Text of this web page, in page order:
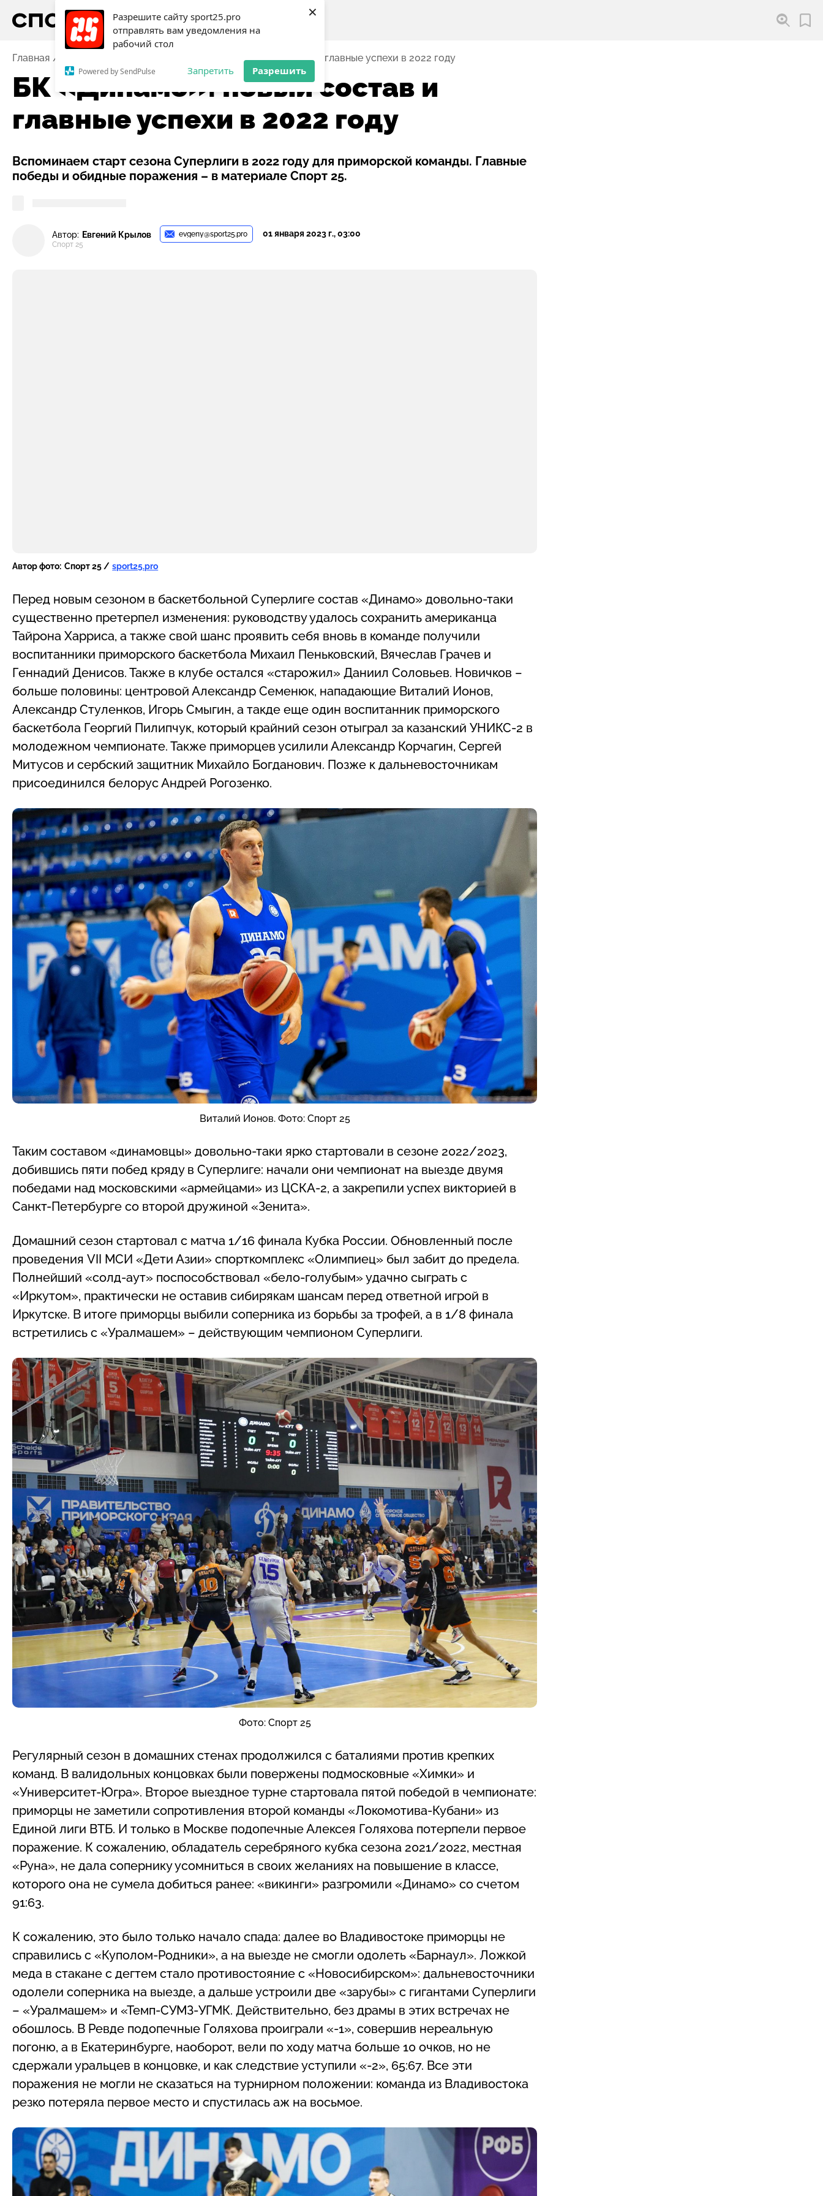
Разрешите сайту sport25.pro
отправлять вам уведомления на
рабочий стол
Powered by SendPulse Запретить Разрешить
×
Главная БК «Динамо»: новый состав и главные успехи в 2022 году
БК «Динамо»: новый состав и
главные успехи в 2022 году
Вспоминаем старт сезона Суперлиги в 2022 году для приморской команды. Главные
победы и обидные поражения – в материале Спорт 25.
Автор: Евгений Крылов
Спорт 25
evgeny@sport25.pro 01 января 2023 г., 03:00
Автор фото: Спорт 25 / sport25.pro
Перед новым сезоном в баскетбольной Суперлиге состав «Динамо» довольно-таки
существенно претерпел изменения: руководству удалось сохранить американца
Тайрона Харриса, а также свой шанс проявить себя вновь в команде получили
воспитанники приморского баскетбола Михаил Пеньковский, Вячеслав Грачев и
Геннадий Денисов. Также в клубе остался «старожил» Даниил Соловьев. Новичков –
больше половины: центровой Александр Семенюк, нападающие Виталий Ионов,
Александр Стуленков, Игорь Смыгин, а такде еще один воспитанник приморского
баскетбола Георгий Пилипчук, который крайний сезон отыграл за казанский УНИКС-2 в
молодежном чемпионате. Также приморцев усилили Александр Корчагин, Сергей
Митусов и сербский защитник Михайло Богданович. Позже к дальневосточникам
присоединился белорус Андрей Рогозенко.
Виталий Ионов. Фото: Спорт 25
Таким составом «динамовцы» довольно-таки ярко стартовали в сезоне 2022/2023,
добившись пяти побед кряду в Суперлиге: начали они чемпионат на выезде двумя
победами над московскими «армейцами» из ЦСКА-2, а закрепили успех викторией в
Санкт-Петербурге со второй дружиной «Зенита».
Домашний сезон стартовал с матча 1/16 финала Кубка России. Обновленный после
проведения VII МСИ «Дети Азии» спорткомплекс «Олимпиец» был забит до предела.
Полнейший «солд-аут» поспособствовал «бело-голубым» удачно сыграть с
«Иркутом», практически не оставив сибирякам шансам перед ответной игрой в
Иркутске. В итоге приморцы выбили соперника из борьбы за трофей, а в 1/8 финала
встретились с «Уралмашем» – действующим чемпионом Суперлиги.
Фото: Спорт 25
Регулярный сезон в домашних стенах продолжился с баталиями против крепких
команд. В валидольных концовках были повержены подмосковные «Химки» и
«Университет-Югра». Второе выездное турне стартовала пятой победой в чемпионате:
приморцы не заметили сопротивления второй команды «Локомотива-Кубани» из
Единой лиги ВТБ. И только в Москве подопечные Алексея Голяхова потерпели первое
поражение. К сожалению, обладатель серебряного кубка сезона 2021/2022, местная
«Руна», не дала сопернику усомниться в своих желаниях на повышение в классе,
которого она не сумела добиться ранее: «викинги» разгромили «Динамо» со счетом
91:63.
К сожалению, это было только начало спада: далее во Владивостоке приморцы не
справились с «Куполом-Родники», а на выезде не смогли одолеть «Барнаул». Ложкой
меда в стакане с дегтем стало противостояние с «Новосибирском»: дальневосточники
одолели соперника на выезде, а дальше устроили две «зарубы» с гигантами Суперлиги
– «Уралмашем» и «Темп-СУМЗ-УГМК. Действительно, без драмы в этих встречах не
обошлось. В Ревде подопечные Голяхова проиграли «-1», совершив нереальную
погоню, а в Екатеринбурге, наоборот, вели по ходу матча больше 10 очков, но не
сдержали уральцев в концовке, и как следствие уступили «-2», 65:67. Все эти
поражения не могли не сказаться на турнирном положении: команда из Владивостока
резко потеряла первое место и спустилась аж на восьмое.